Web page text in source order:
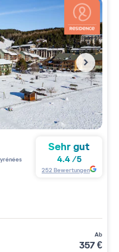
5
Sehr gut
4.4/5
252 Bewertungen
ab
357€